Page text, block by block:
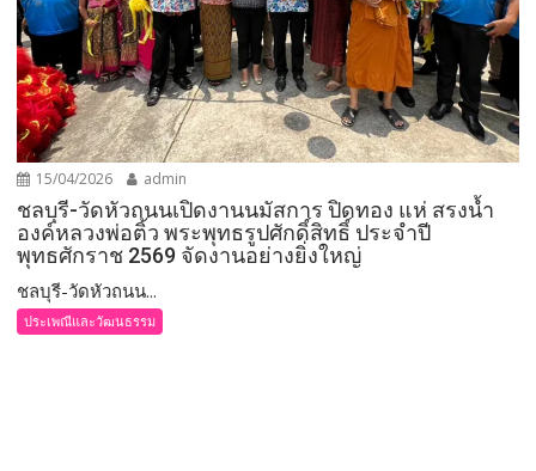
15/04/2026 admin
ชลบุรี-วัดหัวถนนเปิดงานนมัสการ ปิดทอง แห่ สรงน้ำ
องค์หลวงพ่อติ้ว พระพุทธรูปศักดิ์สิทธิ์ ประจำปี
พุทธศักราช 2569 จัดงานอย่างยิ่งใหญ่
ชลบุรี-วัดหัวถนน...
ประเพณีและวัฒนธรรม